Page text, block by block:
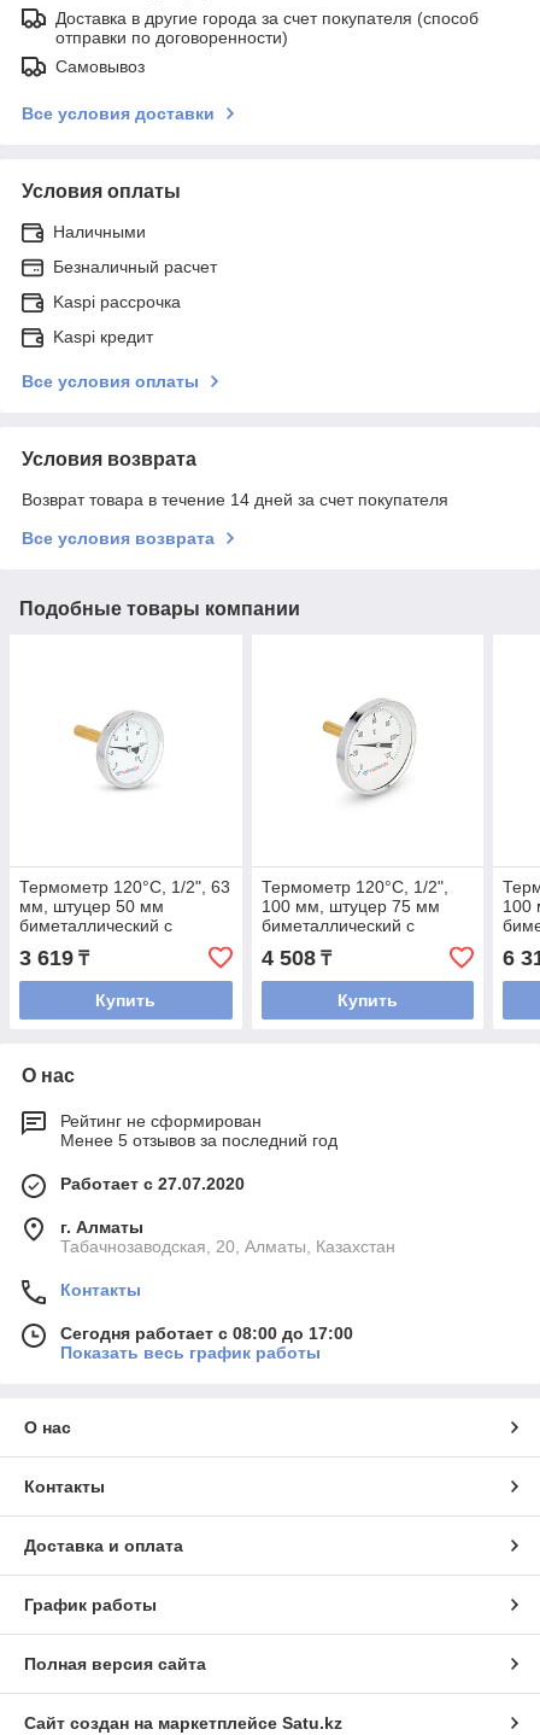
Доставка в другие города за счет покупателя (способ
отправки по договоренности)
Самовывоз
Все условия доставки
Условия оплаты
Наличными
Безналичный расчет
Kaspi рассрочка
Kaspi кредит
Все условия оплаты
Условия возврата
Возврат товара в течение 14 дней за счет покупателя
Все условия возврата
Подобные товары компании
Термометр 120°С, 1/2", 63
мм, штуцер 50 мм
биметаллический с
погружной гильзой
3 619 ₸
Купить
Термометр 120°С, 1/2",
100 мм, штуцер 75 мм
биметаллический с
погружной гильзой
4 508₸
Купить
100
6
О нас
Рейтинг не сформирован
Менее 5 отзывов за последний год
Работает с 27.07.2020
г. Алматы
Табачнозаводская, 20, Алматы, Казахстан
Контакты
Сегодня работает с 08:00 до 17:00
Показать весь график работы
О нас
Контакты
Доставка и оплата
График работы
Полная версия сайта
Сайт создан на маркетплейсе Satu.kz